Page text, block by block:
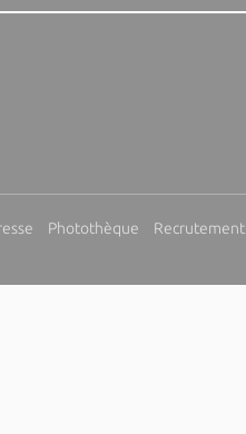
Photothèque Recrutement